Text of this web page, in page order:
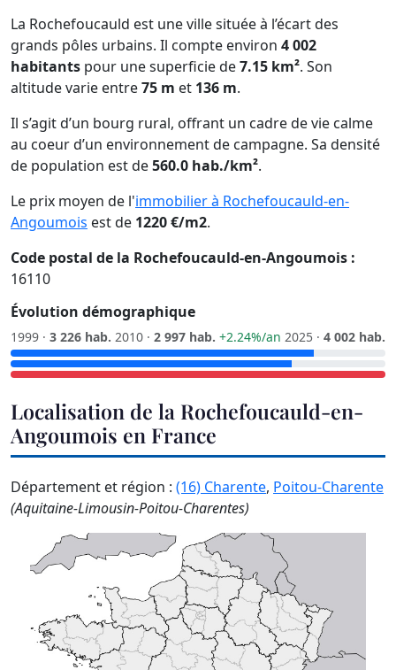
La Rochefoucauld est une ville située à l’écart des
grands pôles urbains. Il compte environ 4 002
habitants pour une superficie de7.15 km². Son
altitude varie entre75 m et 136 m.
Il s’agit d’un bourg rural, offrant un cadre de vie calme
au coeur d’un environnement de campagne. Sa densité
de population est de560.0 hab./km².
Le prix moyen de l'immobilier à Rochefoucauld-en-
Angoumois est de 1220 €/m2.
Code postal de la Rochefoucauld-en-Angoumois :
16110
Évolution démographique
1999 · 3 226 hab. 2010 · 2 997 hab. +2.24%/an 2025 · 4 002 hab.
Localisation de la Rochefoucauld-en-
Angoumois en France
Département et région : (16) Charente, Poitou-Charente
(Aquitaine-Limousin-Poitou-Charentes)